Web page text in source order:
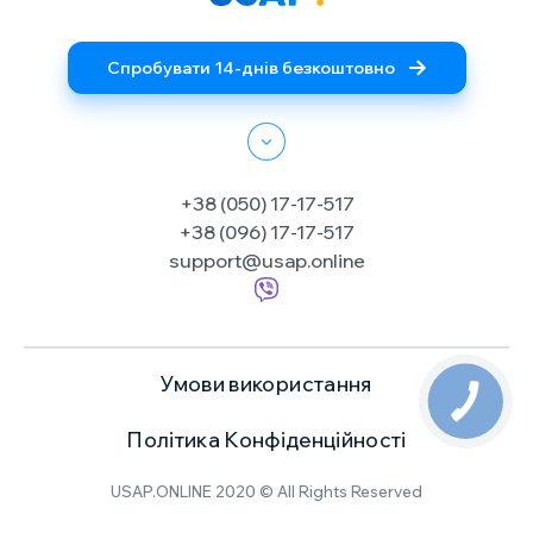
Спробувати 14-днів безкоштовно
+38 (050) 17-17-517
+38 (096) 17-17-517
support@usap.online
USAP.ONLINE 2020 © All Rights Reserved
Умови використання
Політика Конфіденційності